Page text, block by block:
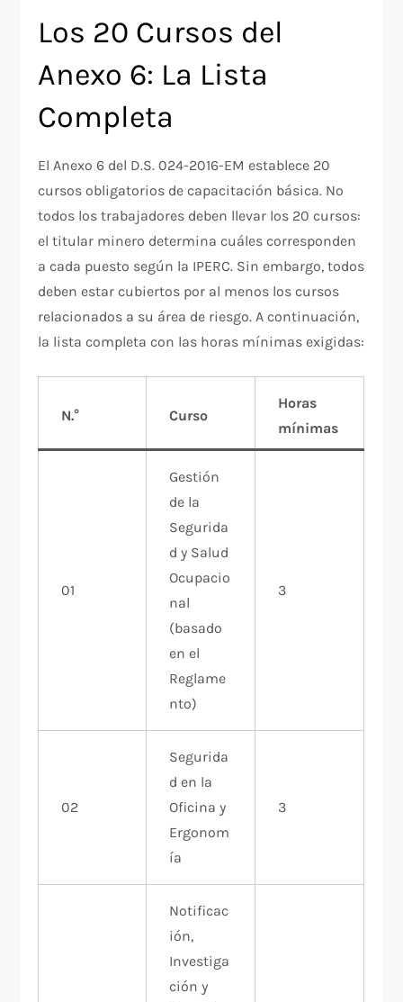
Los 20 Cursos del
Anexo 6: La Lista
Completa
El Anexo 6 del D.S. 024-2016-EM establece 20
cursos obligatorios de capacitación básica. No
todos los trabajadores deben llevar los 20 cursos:
el titular minero determina cuáles corresponden
a cada puesto según la IPERC. Sin embargo, todos
deben estar cubiertos por al menos los cursos
relacionados a su área de riesgo. A continuación,
la lista completa con las horas mínimas exigidas:
N.° Curso
Horas
mínimas
01
Gestión
de la
Segurida
d y Salud
Ocupacio
nal
(basado
en el
Reglame
nto)
3
02
Segurida
d en la
Oficina y
Ergonom
ía
3
Notificac
ión,
Investiga
ción y